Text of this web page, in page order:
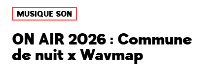
MUSIQUE SON
ON AIR 2026 : Commune
de nuit x Wavmap